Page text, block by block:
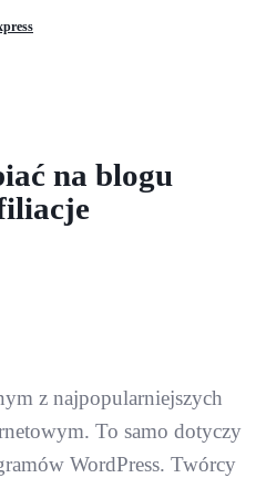
na blogu
z najpopularniejszych
To samo dotyczy
WordPress. Twórcy